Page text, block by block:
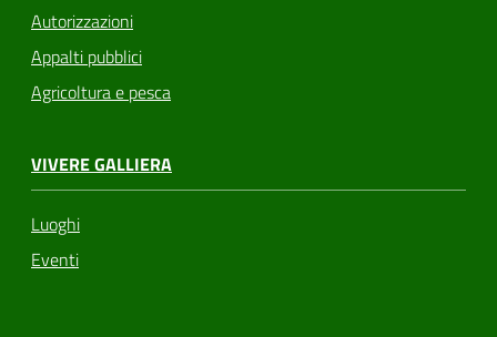
Autorizzazioni
Appalti pubblici
Agricoltura e pesca
VIVERE GALLIERA
Luoghi
Eventi